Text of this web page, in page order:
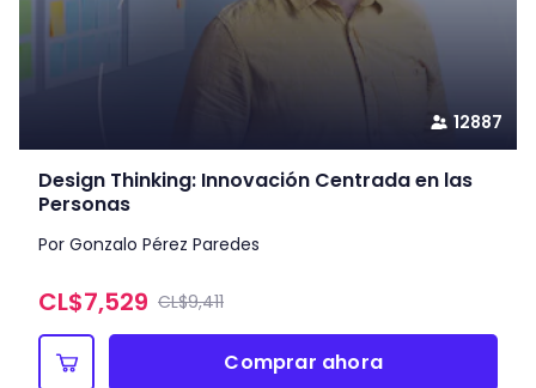
12887
Design Thinking: Innovación Centrada en las
Personas
Por Gonzalo Pérez Paredes
CL$7,529 CL$9,411
Comprar ahora